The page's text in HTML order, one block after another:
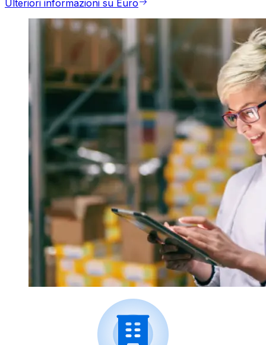
Ulteriori informazioni su Euro